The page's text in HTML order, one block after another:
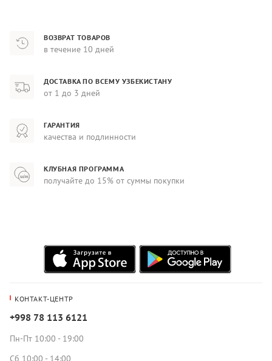
ВОЗВРАТ ТОВАРОВ
в течение 10 дней
ДОСТАВКА ПО ВСЕМУ УЗБЕКИСТАНУ
от 1 до 3 дней
ГАРАНТИЯ
качества и подлинности
КЛУБНАЯ ПРОГРАММА
получайте до 15% от суммы покупки
КОНТАКТ-ЦЕНТР
+998 78 113 6121
Пн-Пт 10:00 - 19:00
Сб 10:00 - 14:00